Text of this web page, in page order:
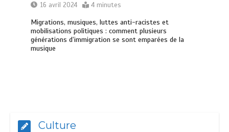
16 avril 2024
4 minutes
Migrations, musiques, luttes anti-racistes et
mobilisations politiques : comment plusieurs
générations d’immigration se sont emparées de la
musique
Culture